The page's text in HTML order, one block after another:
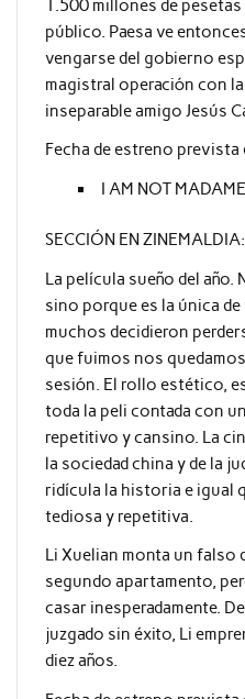
1.500 millones de
público. Paesa ve
vengarse del gobierno
magistral operación con
inseparable amigo Jesús
Fecha de estreno prevista
I AM NOT
SECCIÓN EN
La película sueño del año.
sino porque es la única
muchos decidieron
que fuimos nos
sesión. El rollo estético,
toda la peli contada con
repetitivo y cansino. La
la sociedad china y de la
ridícula la historia e igual
tediosa y repetitiva.
Li Xuelian monta un falso
segundo apartamento,
casar inesperadamente.
juzgado sin éxito, Li
diez años.